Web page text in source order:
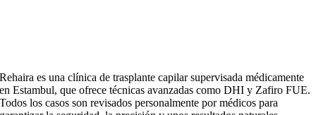
Rehaira es una clínica de trasplante capilar supervisada médicamente
en Estambul, que ofrece técnicas avanzadas como DHI y Zafiro FUE.
Todos los casos son revisados personalmente por médicos para